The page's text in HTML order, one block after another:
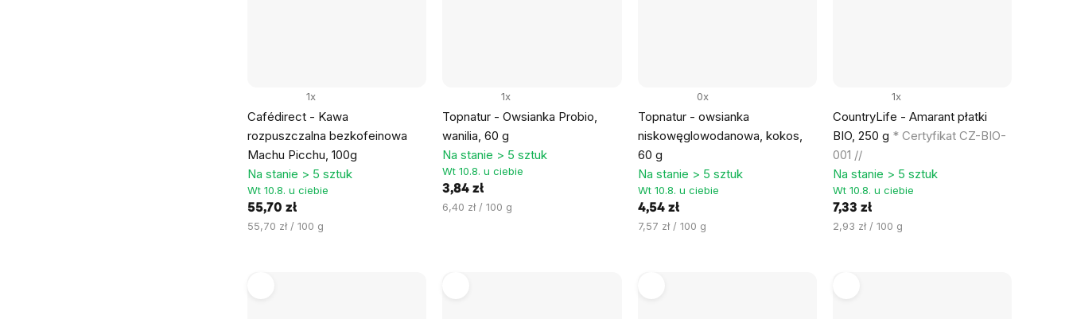
Cafédirect - Kawa
rozpuszczalna bezkofeinowa
Machu Picchu, 100g
1x
Na stanie > 5 sztuk
Wt 10.8. u ciebie
55,70 zł
Cena
55,70 zł / 100 g
Topnatur - Owsianka Probio,
wanilia, 60 g
1x
Na stanie > 5 sztuk
Wt 10.8. u ciebie
3,84 zł
Cena
6,40 zł / 100 g
Topnatur - owsianka
niskowęglowodanowa, kokos,
60 g
0x
Na stanie > 5 sztuk
Wt 10.8. u ciebie
4,54 zł
Cena
7,57 zł / 100 g
CountryLife - Amarant płatki
BIO, 250 g * Certyfikat CZ-BIO-
001 //
1x
Na stanie > 5 sztuk
Wt 10.8. u ciebie
7,33 zł
Cena
2,93 zł / 100 g